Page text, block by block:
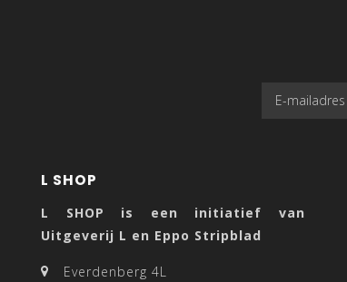
L SHOP
L SHOP is een initiatief van
Uitgeverij L en Eppo Stripblad
Everdenberg 4L